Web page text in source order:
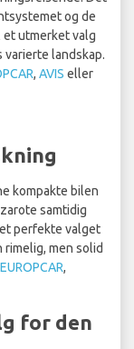
og de
utmerket valg
landskap.
, AVIS eller
kompakte bilen
samtidig
perfekte valget
men solid
,
for den